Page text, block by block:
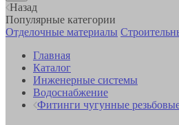
Назад
Популярные категории
Отделочные материалы
Главная
Каталог
Инженерные системы
Водоснабжение
Фитинги чугунные